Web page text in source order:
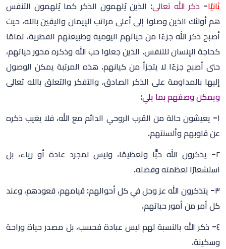
ثانيًا- ذكر الله تعالى: الذين يُلهمون الذكر كما يُلهمون التنفس
هم أولئك الذين وصلوا إلى أعلى مراتب الإيمان واليقين بالله، حيث
أصبح ذكر الله جزءًا من حياتهم اليومية وطبيعتهم الفطرية، تمامًا
كحاجة الإنسان للتنفس. الذين جعلوا حب الله وذكره محور حياتهم،
حتى أصبح جزءًا لا يتجزأ من كيانهم. هذه المرتبة يمكن الوصول
إليها بالمداومة على الذكر الصادق، والتفكر والتعلق بالله تعالى
ويمكن وصفهم بما يلي:
١- يعيشون حالة من القرب الروحي الدائم مع الله، فلا يغيب ذكره
عن قلوبهم وألسنتهم.
٢- يذكرون الله حبًّا وتعظيمًا، وليس لمجرد عادة أو رياء، بل
استشعارًا لعظمته وفضله.
٣- يتذكرون الله عز وجل في كل أحوالهم: قيامهم، قعودهم، وعند
كل أمر من أمور حياتهم.
٤- ذكر الله بالنسبة لهم ليس عبادة فحسب، بل مصدر حياة وراحة
وسكينة.